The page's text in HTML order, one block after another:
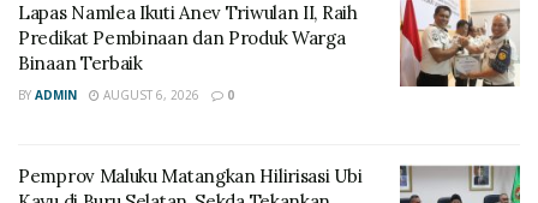
Lapas Namlea Ikuti Anev Triwulan II, Raih
Predikat Pembinaan dan Produk Warga
Binaan Terbaik
BY ADMIN AUGUST 6, 2026 0
‎Pemprov Maluku Matangkan Hilirisasi Ubi